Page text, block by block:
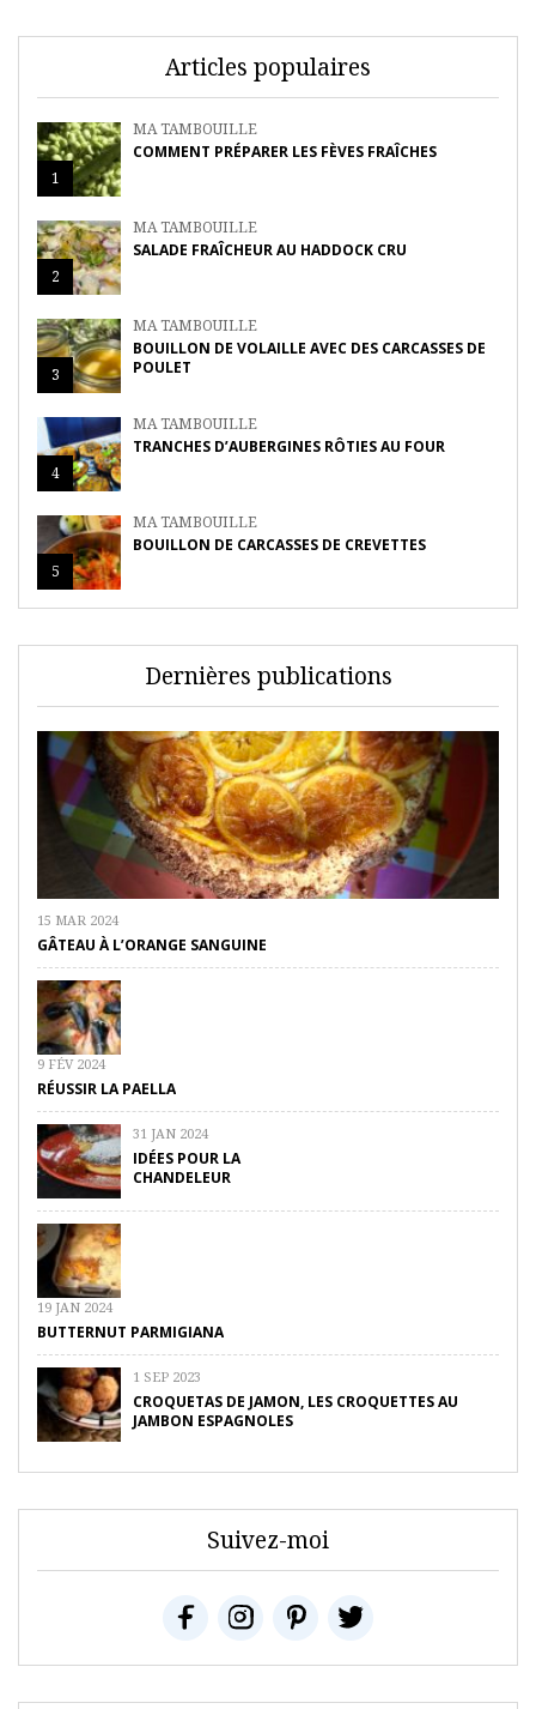
Articles populaires
1
MA TAMBOUILLE
COMMENT PRÉPARER LES FÈVES FRAÎCHES
2
MA TAMBOUILLE
SALADE FRAÎCHEUR AU HADDOCK CRU
3
MA TAMBOUILLE
BOUILLON DE VOLAILLE AVEC DES CARCASSES DE
POULET
4
MA TAMBOUILLE
TRANCHES D’AUBERGINES RÔTIES AU FOUR
5
MA TAMBOUILLE
BOUILLON DE CARCASSES DE CREVETTES
Dernières publications
15 MAR 2024
GÂTEAU À L’ORANGE SANGUINE
9 FÉV 2024
RÉUSSIR LA PAELLA
31 JAN 2024
IDÉES POUR LA
CHANDELEUR
19 JAN 2024
BUTTERNUT PARMIGIANA
1 SEP 2023
CROQUETAS DE JAMON, LES CROQUETTES AU
JAMBON ESPAGNOLES
Suivez-moi